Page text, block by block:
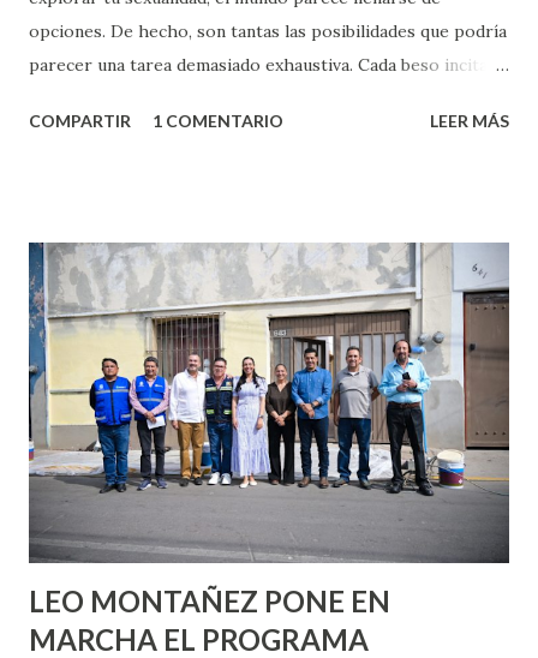
opciones. De hecho, son tantas las posibilidades que podría
parecer una tarea demasiado exhaustiva. Cada beso incita
partes de ti que jamás hubieras imaginado. El problema es
conoces ni la mitad de lo que deberías saber. Pero incluso
quienes ya han tenido relaciones sexuales no son expertos
o expertas en el tema. Siempre hay algo nuevo que
aprender y nuevas experiencias que conocer. Si eres una
chica y aún no has tenido relaciones sexuales, tal vez
pienses que el sexo será increíble y no puedas esperar para
experimentarlo, pero como cualquier persona con
experiencia te dirá, siempre es mejor cuando ambas partes
son suficientemen...
COMPARTIR 1 COMENTARIO LEER MÁS
LEO MONTAÑEZ PONE EN
MARCHA EL PROGRAMA